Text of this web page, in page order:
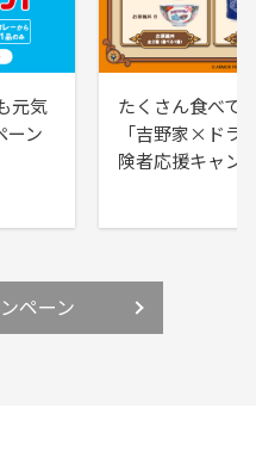
元気
ーン
たくさん食べて
「吉野家×ドラ
険者応援キャン
ペーン